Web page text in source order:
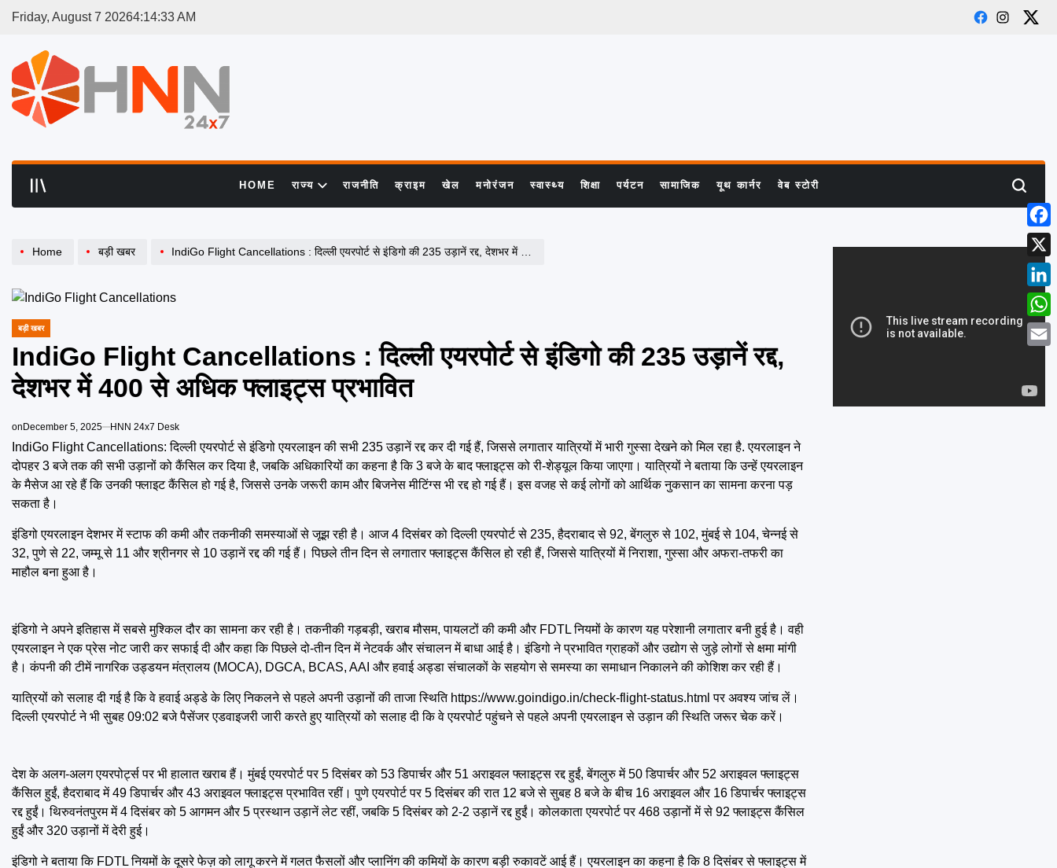
Friday, August 7 20264:14:33AM
Facebook
Instagram
X
HOME राज्य राजनीति क्राइम खेल मनोरंजन स्वास्थ्य शिक्षा पर्यटन सामाजिक यूथ कार्नर वेब स्टोरी Search
Home बड़ी खबर IndiGo Flight Cancellations : दिल्ली एयरपोर्ट से इंडिगो की 235 उड़ानें रद्द, देशभर में 400 से अधिक फ्लाइट्स प्रभावित
POSTED
बड़ी खबर
IndiGo Flight Cancellations : दिल्ली एयरपोर्ट से इंडिगो की 235 उड़ानें रद्द,
देशभर में 400 से अधिक फ्लाइट्स प्रभावित
onDecember 5, 2025 HNN 24x7 Desk
IndiGo Flight Cancellations: दिल्ली एयरपोर्ट से इंडिगो एयरलाइन की सभी 235 उड़ानें रद्द कर दी गई हैं, जिससे लगातार यात्रियों में भारी गुस्सा देखने को मिल रहा है. एयरलाइन ने
दोपहर 3 बजे तक की सभी उड़ानों को कैंसिल कर दिया है, जबकि अधिकारियों का कहना है कि 3 बजे के बाद फ्लाइट्स को री-शेड्यूल किया जाएगा। यात्रियों ने बताया कि उन्हें एयरलाइन
के मैसेज आ रहे हैं कि उनकी फ्लाइट कैंसिल हो गई है, जिससे उनके जरूरी काम और बिजनेस मीटिंग्स भी रद्द हो गई हैं। इस वजह से कई लोगों को आर्थिक नुकसान का सामना करना पड़
सकता है।
इंडिगो एयरलाइन देशभर में स्टाफ की कमी और तकनीकी समस्याओं से जूझ रही है। आज 4 दिसंबर को दिल्ली एयरपोर्ट से 235, हैदराबाद से 92, बेंगलुरु से 102, मुंबई से 104, चेन्नई से
32, पुणे से 22, जम्मू से 11 और श्रीनगर से 10 उड़ानें रद्द की गई हैं। पिछले तीन दिन से लगातार फ्लाइट्स कैंसिल हो रही हैं, जिससे यात्रियों में निराशा, गुस्सा और अफरा-तफरी का
माहौल बना हुआ है।
इंडिगो ने अपने इतिहास में सबसे मुश्किल दौर का सामना कर रही है। तकनीकी गड़बड़ी, खराब मौसम, पायलटों की कमी और FDTL नियमों के कारण यह परेशानी लगातार बनी हुई है। वही
एयरलाइन ने एक प्रेस नोट जारी कर सफाई दी और कहा कि पिछले दो-तीन दिन में नेटवर्क और संचालन में बाधा आई है। इंडिगो ने प्रभावित ग्राहकों और उद्योग से जुड़े लोगों से क्षमा मांगी
है। कंपनी की टीमें नागरिक उड्डयन मंत्रालय (MOCA), DGCA, BCAS, AAI और हवाई अड्डा संचालकों के सहयोग से समस्या का समाधान निकालने की कोशिश कर रही हैं।
यात्रियों को सलाह दी गई है कि वे हवाई अड्डे के लिए निकलने से पहले अपनी उड़ानों की ताजा स्थिति https://www.goindigo.in/check-flight-status.html पर अवश्य जांच लें।
दिल्ली एयरपोर्ट ने भी सुबह 09:02 बजे पैसेंजर एडवाइजरी जारी करते हुए यात्रियों को सलाह दी कि वे एयरपोर्ट पहुंचने से पहले अपनी एयरलाइन से उड़ान की स्थिति जरूर चेक करें।
देश के अलग-अलग एयरपोर्ट्स पर भी हालात खराब हैं। मुंबई एयरपोर्ट पर 5 दिसंबर को 53 डिपार्चर और 51 अराइवल फ्लाइट्स रद्द हुईं, बेंगलुरु में 50 डिपार्चर और 52 अराइवल फ्लाइट्स
कैंसिल हुईं, हैदराबाद में 49 डिपार्चर और 43 अराइवल फ्लाइट्स प्रभावित रहीं। पुणे एयरपोर्ट पर 5 दिसंबर की रात 12 बजे से सुबह 8 बजे के बीच 16 अराइवल और 16 डिपार्चर फ्लाइट्स
रद्द हुईं। थिरुवनंतपुरम में 4 दिसंबर को 5 आगमन और 5 प्रस्थान उड़ानें लेट रहीं, जबकि 5 दिसंबर को 2-2 उड़ानें रद्द हुईं। कोलकाता एयरपोर्ट पर 468 उड़ानों में से 92 फ्लाइट्स कैंसिल
हुईं और 320 उड़ानों में देरी हुई।
इंडिगो ने बताया कि FDTL नियमों के दूसरे फेज़ को लागू करने में गलत फैसलों और प्लानिंग की कमियों के कारण बड़ी रुकावटें आई हैं। एयरलाइन का कहना है कि 8 दिसंबर से फ्लाइट्स में
X